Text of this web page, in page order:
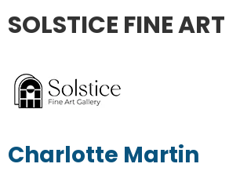
SOLSTICE FINE
Charlotte Martin